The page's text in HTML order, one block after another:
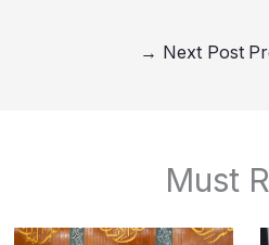
Next Post
→
Must